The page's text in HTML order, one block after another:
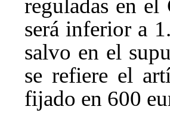
reguladas en
será inferior a
salvo en el
se refiere el
fijado en 600